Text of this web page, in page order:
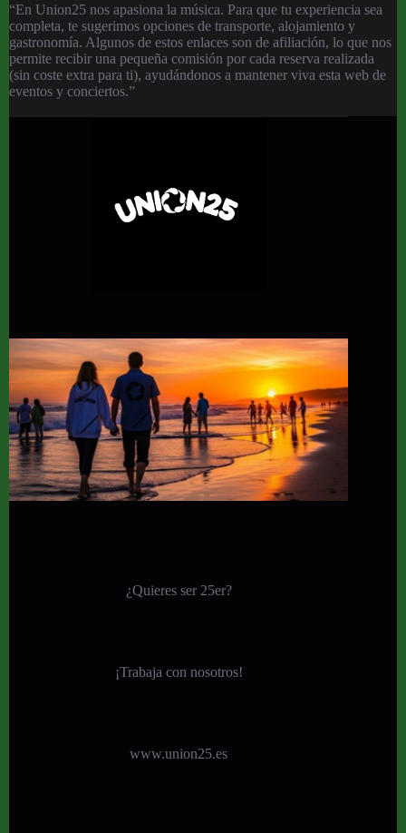
“En Union25 nos apasiona la música. Para que tu experiencia sea
completa, te sugerimos opciones de transporte, alojamiento y
gastronomía. Algunos de estos enlaces son de afiliación, lo que nos
permite recibir una pequeña comisión por cada reserva realizada
(sin coste extra para ti), ayudándonos a mantener viva esta web de
eventos y conciertos.”
¿Quieres ser 25er?
¡Trabaja con nosotros!
www.union25.es